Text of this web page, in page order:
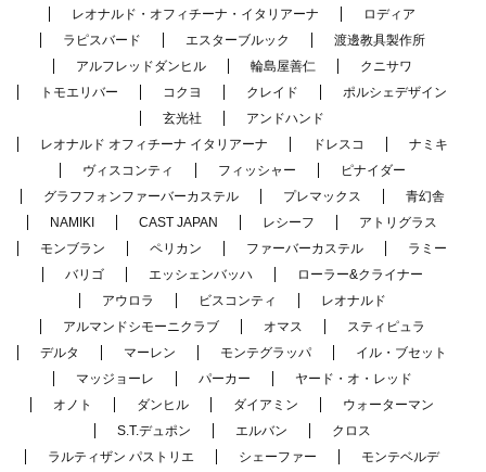
レオナルド・オフィチーナ・イタリアーナ
ロディア
ラピスバード
エスターブルック
渡邊教具製作所
アルフレッドダンヒル
輪島屋善仁
クニサワ
トモエリバー
コクヨ クレイド
ポルシェデザイン
玄光社
アンドハンド
レオナルド オフィチーナ イタリアーナ
ドレスコ
ナミキ
ヴィスコンティ
フィッシャー
ピナイダー
グラフフォンファーバーカステル
プレマックス
青幻舎
NAMIKI
CAST JAPAN レシーフ
アトリグラス
モンブラン
ペリカン ファーバーカステル
ラミー
バリゴ
エッシェンバッハ
ローラー&クライナー
アウロラ
ビスコンティ
レオナルド
アルマンドシモーニクラブ
オマス
スティピュラ
デルタ
マーレン モンテグラッパ
イル・ブセット
マッジョーレ
パーカー
ヤード・オ・レッド
オノト
ダンヒル ダイアミン
ウォーターマン
S.T.デュポン
エルバン
クロス
ラルティザン パストリエ
シェーファー
モンテベルデ